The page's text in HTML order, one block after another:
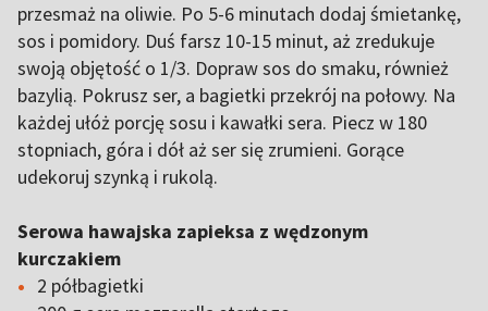
przesmaż na oliwie. Po 5-6 minutach dodaj śmietankę,
sos i pomidory. Duś farsz 10-15 minut, aż zredukuje
swoją objętość o 1/3. Dopraw sos do smaku, również
bazylią. Pokrusz ser, a bagietki przekrój na połowy. Na
każdej ułóż porcję sosu i kawałki sera. Piecz w 180
stopniach, góra i dół aż ser się zrumieni. Gorące
udekoruj szynką i rukolą.
Serowa hawajska zapieksa z wędzonym
kurczakiem
2 półbagietki